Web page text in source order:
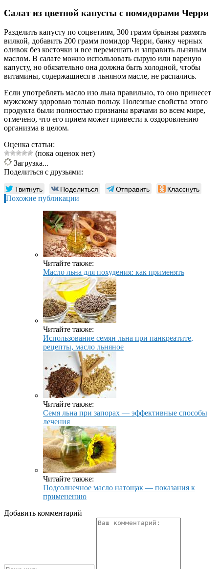
Салат из цветной капусты с помидорами Черри
Разделить капусту по соцветиям, 300 грамм брынзы размять
вилкой, добавить 200 грамм помидор Черри, банку черных
оливок без косточки и все перемешать и заправить льняным
маслом. В салате можно использовать сырую или вареную
капусту, но обязательно она должна быть холодной, чтобы
витамины, содержащиеся в льняном масле, не распались.
Если употреблять масло изо льна правильно, то оно принесет
мужскому здоровью только пользу. Полезные свойства этого
продукта были полностью признаны врачами во всем мире,
отмечено, что его прием может привести к оздоровлению
организма в целом.
Оценка статьи:
(пока оценок нет)
Загрузка...
Поделиться с друзьями:
Твитнуть Поделиться Отправить Класснуть
Похожие публикации
Читайте также:
Масло льна для похудения: как применять
Читайте также:
Использование семян льна при панкреатите,
рецепты, масло льняное
Читайте также:
Семя льна при запорах — эффективные способы
лечения
Читайте также:
Подсолнечное масло натощак — показания к
применению
Добавить комментарий